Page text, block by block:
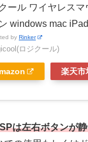
ール ワイヤレス
windows mac
by Rinker
ロジクール)
楽天市
は左右ボタンが